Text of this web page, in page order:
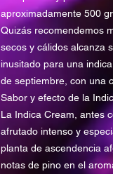
aproximadamente 500
Quizás recomendemos
secos y cálidos alcanza
inusitado para una
de septiembre, con una
Sabor y efecto de la
La Indica Cream, antes
afrutado intenso y
planta de ascendencia
notas de pino en el